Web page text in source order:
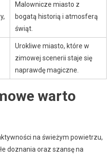
Malownicze miasto z
bogatą historią i atmosferą
świąt.
Urokliwe miasto, które w
zimowej scenerii staje się
naprawdę magiczne.
warto
na świeżym powietrzu,
doznania oraz szansę na